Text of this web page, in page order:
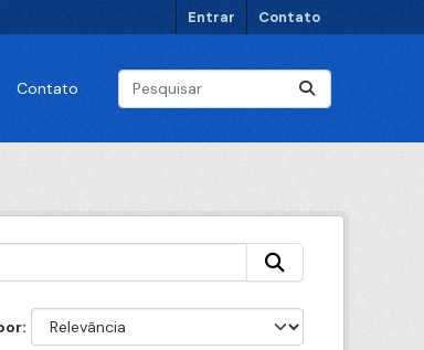
Entrar Contato
Contato